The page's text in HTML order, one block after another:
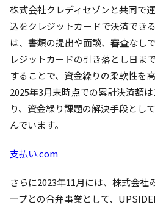
株式会社クレディセゾンと共同で
込をクレジットカードで決済でき
は、書類の提出や面談、審査なし
レジットカードの引き落とし日ま
することで、資金繰りの柔軟性を
2025年3月末時点での累計決済額
り、資金繰り課題の解決手段とし
んでいます。
支払い.com
さらに2023年11月には、株式会社
ープとの合弁事業として、